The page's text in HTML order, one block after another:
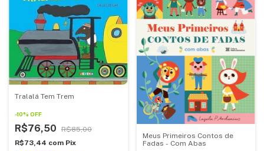
Tralalá Tem Trem
-10% OFF
R$76,50
R$85,00
R$73,44 com Pix
Meus Primeiros Contos de
Fadas - Com Abas